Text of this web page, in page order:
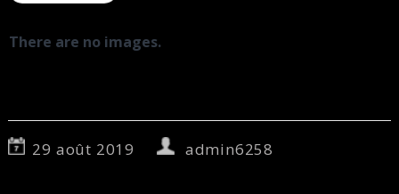
There are no images.
29 août 2019 admin6258